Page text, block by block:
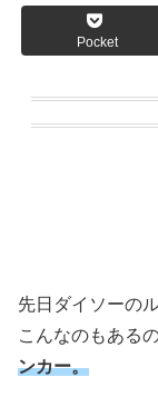
Pocket
先日ダイソーの
こんなのもある
ンカー。